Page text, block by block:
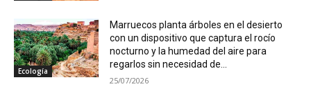
Ecología
Marruecos planta árboles en el desierto
con un dispositivo que captura el rocío
nocturno y la humedad del aire para
regarlos sin necesidad de...
25/07/2026